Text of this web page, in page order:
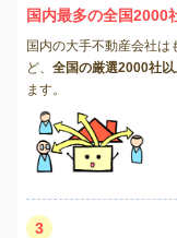
国内最多の全国2000
国内の大手不動産会社
ど、 全国の厳選2000社以
ます。
3